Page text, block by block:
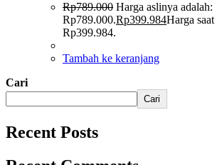
Rp789.000 Harga aslinya adalah:
Rp789.000.Rp399.984Harga
Rp399.984.
Tambah ke keranjang
Cari
Cari
Recent Posts